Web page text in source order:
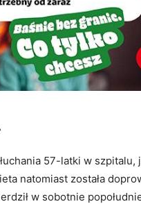
57-latki w
natomiast została
w sobotnie